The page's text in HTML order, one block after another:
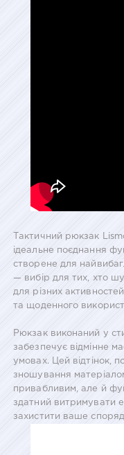
Тактичний рюкзак
ідеальне поєднання
створене для
— вибір для тих, хто
для різних
та щоденного
Рюкзак виконаний у
забезпечує відмінне
умовах. Цей відтінок,
зношування
привабливим, але й
здатний витримувати
захистити ваше